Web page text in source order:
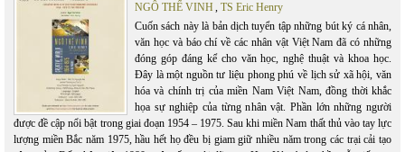
NGÔ THẾ VINH, TS Eric Henry
Cuốn sách này là bản dịch tuyển tập những bút ký cá nhân,
văn học và báo chí về các nhân vật Việt Nam đã có những
đóng góp đáng kể cho văn học, nghệ thuật và khoa học.
Đây là một nguồn tư liệu phong phú về lịch sử xã hội, văn
hóa và chính trị của miền Nam Việt Nam, đồng thời khắc
họa sự nghiệp của từng nhân vật. Phần lớn những người
được đề cập nổi bật trong giai đoạn 1954 – 1975. Sau khi miền Nam thất thủ vào tay lực
lượng miền Bắc năm 1975, hầu hết họ đều bị giam giữ nhiều năm trong các trại cải tạo